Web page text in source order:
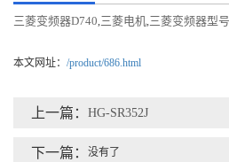
三菱变频器D740 三菱电机 三菱变频器型号
本文网址： /product/686.html
上一篇： HG-SR352J
下一篇： 没有了